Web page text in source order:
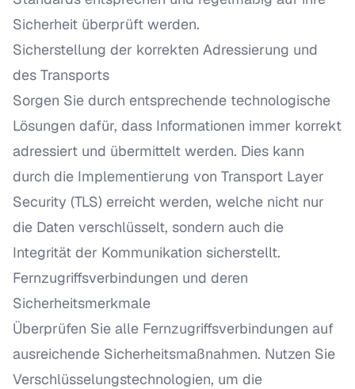
Sicherheit überprüft werden.
Sicherstellung der korrekten Adressierung und
des Transports
Sorgen Sie durch entsprechende technologische
Lösungen dafür, dass Informationen immer korrekt
adressiert und übermittelt werden. Dies kann
durch die Implementierung von Transport Layer
Security (TLS) erreicht werden, welche nicht nur
die Daten verschlüsselt, sondern auch die
Integrität der Kommunikation sicherstellt.
Fernzugriffsverbindungen und deren
Sicherheitsmerkmale
Überprüfen Sie alle Fernzugriffsverbindungen auf
ausreichende Sicherheitsmaßnahmen. Nutzen Sie
Verschlüsselungstechnologien, um die